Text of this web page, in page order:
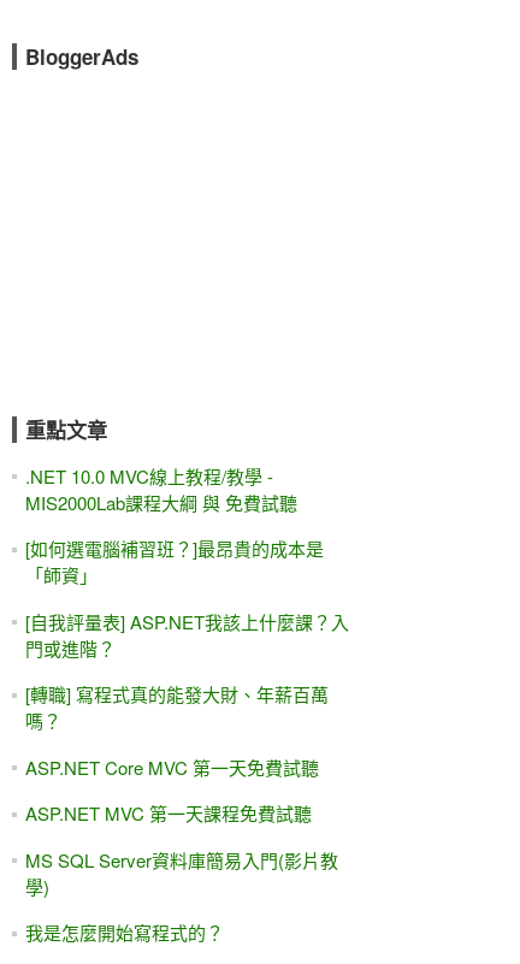
BloggerAds
重點文章
.NET 10.0 MVC線上教程/教學 -
MIS2000Lab課程大綱 與 免費試聽
[如何選電腦補習班？]最昂貴的成本是
「師資」
[自我評量表] ASP.NET我該上什麼課？入
門或進階？
[轉職] 寫程式真的能發大財、年薪百萬
嗎？
ASP.NET Core MVC 第一天免費試聽
ASP.NET MVC 第一天課程免費試聽
MS SQL Server資料庫簡易入門(影片教
學)
我是怎麼開始寫程式的？